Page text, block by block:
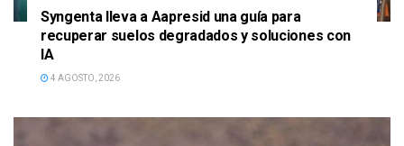
Syngenta lleva a Aapresid una guía para
recuperar suelos degradados y soluciones con
IA
4 AGOSTO, 2026